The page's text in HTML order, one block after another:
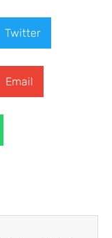
Twitter
Email